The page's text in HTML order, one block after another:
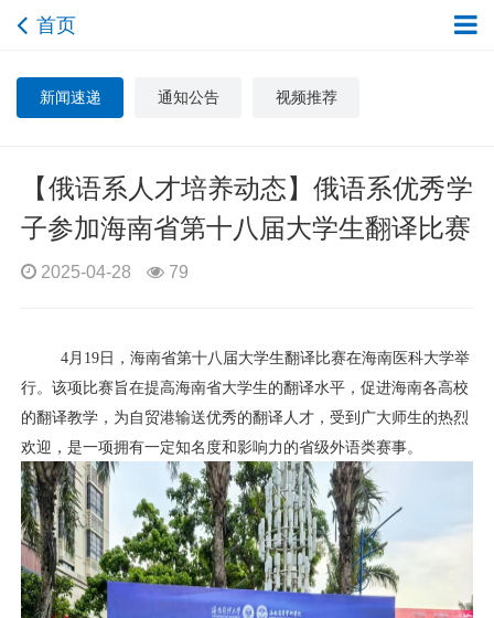
首页
新闻速递 通知公告 视频推荐
【俄语系人才培养动态】俄语系优秀学
子参加海南省第十八届大学生翻译比赛
2025-04-28 79
4月 19 日，海南省第十八届大学生翻译比赛在海南医科大学举
行。该项比赛旨在提高海南省大学生的翻译水平，促进海南各高校
的翻译教学，为自贸港输送优秀的翻译人才，受到广大师生的热烈
欢迎，是一项拥有一定知名度和影响力的省级外语类赛事。